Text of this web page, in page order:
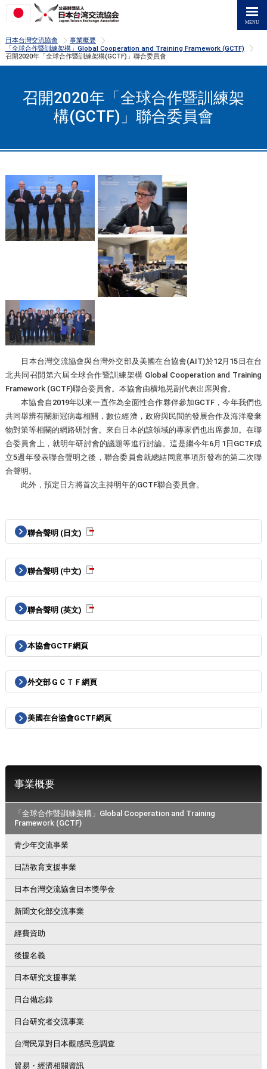
日本台灣交流協會 >
事業概要
「全球合作暨訓練架構」Global Cooperation and Training Framework (GCTF)
召開2020年「全球合作暨訓練架構(GCTF)」聯合委員會
召開2020年「全球合作暨訓練架
構(GCTF)」聯合委員會
日本台灣交流協會與台灣外交部及美國在台協會(AIT)於12月15日在台
北共同召開第六屆全球合作暨訓練架構 Global Cooperation and Training
Framework (GCTF)聯合委員會。本協會由横地晃副代表出席與會。
本協會自2019年以來一直作為全面性合作夥伴參加GCTF，今年我們也
共同舉辨有關新冠病毒相關，數位經濟，政府與民間的發展合作及海洋廢棄
物對策等相關的網路研討會。來自日本的該領域的專家們也出席參加。在聯
合委員會上，就明年研討會的議題等進行討論。這是繼今年6月1日GCTF成
立5週年發表聯合聲明之後，聯合委員會就總結同意事項所發布的第二次聯
合聲明。
此外，預定日方將首次主持明年的GCTF聯合委員會。
聯合聲明 (日文)
聯合聲明 (中文)
聯合聲明 (英文)
本協會GCTF網頁
外交部ＧＣＴＦ網頁
美國在台協會GCTF網頁
事業概要
「全球合作暨訓練架構」Global Cooperation and Training
Framework (GCTF)
青少年交流事業
日語教育支援事業
日本台灣交流協會日本獎學金
新聞文化部交流事業
經費資助
後援名義
日本研究支援事業
日台備忘錄
日台研究者交流事業
台灣民眾對日本觀感民意調查
貿易・經濟相關資訊